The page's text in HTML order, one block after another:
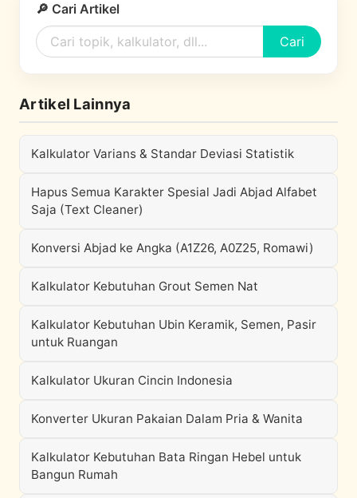
🔎 Cari Artikel
Cari
Artikel Lainnya
Kalkulator Varians & Standar Deviasi Statistik
Hapus Semua Karakter Spesial Jadi Abjad Alfabet
Saja (Text Cleaner)
Konversi Abjad ke Angka (A1Z26, A0Z25, Romawi)
Kalkulator Kebutuhan Grout Semen Nat
Kalkulator Kebutuhan Ubin Keramik, Semen, Pasir
untuk Ruangan
Kalkulator Ukuran Cincin Indonesia
Konverter Ukuran Pakaian Dalam Pria & Wanita
Kalkulator Kebutuhan Bata Ringan Hebel untuk
Bangun Rumah